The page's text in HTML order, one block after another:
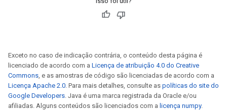
Exceto no caso de indicação contrária, o conteúdo desta página é
licenciado de acordo com a Licença de atribuição 4.0 do Creative
Commons, e as amostras de código são licenciadas de acordo com a
Licença Apache 2.0. Para mais detalhes, consulte as políticas do site do
Google Developers. Java é uma marca registrada da Oracle e/ou
afiliadas. Alguns conteúdos são licenciados com a licença numpy.